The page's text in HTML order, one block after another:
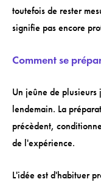
toutefois de rester
signifie pas encore
Comment se
Un jeûne de plusieurs
lendemain. La
précèdent,
de l'expérience.
L'idée est d'habituer